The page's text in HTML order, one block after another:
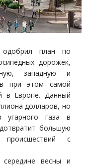
план по
дорожек,
западную и
при этом самой
в Европе. Данный
долларов, но
угарного газа в
большую
происшествий с
весны и